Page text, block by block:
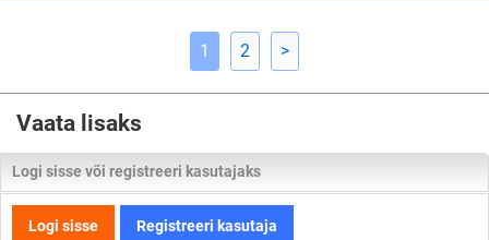
1 2 >
Vaata lisaks
Logi sisse või registreeri kasutajaks
Logi sisse Registreeri kasutaja